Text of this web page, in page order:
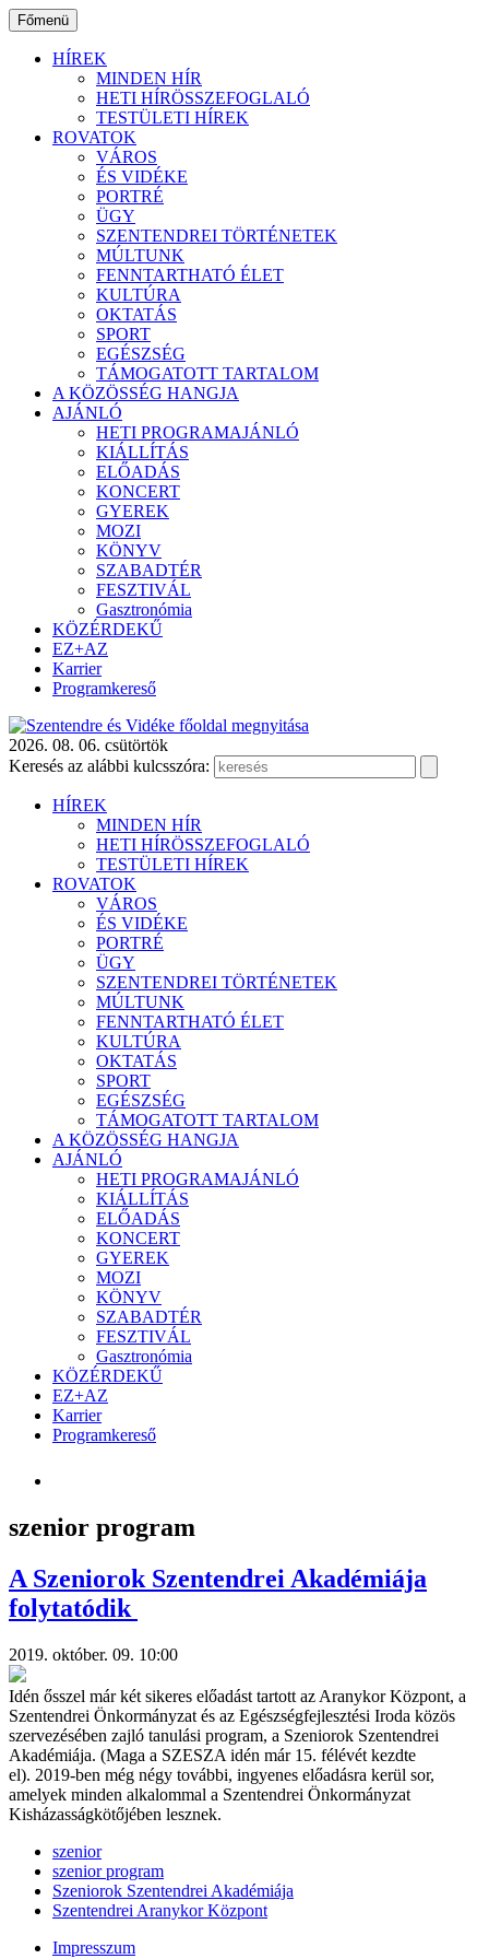
Ugrás
a
tartalomhoz
Főmenü
HÍREK
MINDEN HÍR
HETI HÍRÖSSZEFOGLALÓ
TESTÜLETI HÍREK
ROVATOK
VÁROS
ÉS VIDÉKE
PORTRÉ
ÜGY
SZENTENDREI TÖRTÉNETEK
MÚLTUNK
FENNTARTHATÓ ÉLET
KULTÚRA
OKTATÁS
SPORT
EGÉSZSÉG
TÁMOGATOTT TARTALOM
A KÖZÖSSÉG HANGJA
AJÁNLÓ
HETI PROGRAMAJÁNLÓ
KIÁLLÍTÁS
ELŐADÁS
KONCERT
GYEREK
MOZI
KÖNYV
SZABADTÉR
FESZTIVÁL
Gasztronómia
KÖZÉRDEKŰ
EZ+AZ
Karrier
Programkereső
2026. 08. 06. csütörtök
Keresés az alábbi kulcsszóra:
HÍREK
MINDEN HÍR
HETI HÍRÖSSZEFOGLALÓ
TESTÜLETI HÍREK
ROVATOK
VÁROS
ÉS VIDÉKE
PORTRÉ
ÜGY
SZENTENDREI TÖRTÉNETEK
MÚLTUNK
FENNTARTHATÓ ÉLET
KULTÚRA
OKTATÁS
SPORT
EGÉSZSÉG
TÁMOGATOTT TARTALOM
A KÖZÖSSÉG HANGJA
AJÁNLÓ
HETI PROGRAMAJÁNLÓ
KIÁLLÍTÁS
ELŐADÁS
KONCERT
GYEREK
MOZI
KÖNYV
SZABADTÉR
FESZTIVÁL
Gasztronómia
KÖZÉRDEKŰ
EZ+AZ
Karrier
Programkereső
szenior program
A Szeniorok Szentendrei Akadémiája
folytatódik
2019. október. 09. 10:00
Idén ősszel már két sikeres előadást tartott az Aranykor Központ, a
Szentendrei Önkormányzat és az Egészségfejlesztési Iroda közös
szervezésében zajló tanulási program, a Szeniorok Szentendrei
Akadémiája. (Maga a SZESZA idén már 15. félévét kezdte
el). 2019-ben még négy további, ingyenes előadásra kerül sor,
amelyek minden alkalommal a Szentendrei Önkormányzat
Kisházasságkötőjében lesznek.
szenior
szenior program
Szeniorok Szentendrei Akadémiája
Szentendrei Aranykor Központ
Impresszum